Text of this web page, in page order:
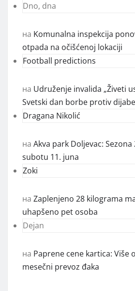
Dno, dna
на Komunalna inspekcija
otpada na očišćenoj lokaciji
Football predictions
на Udruženje invalida „Živeti
Svetski dan borbe protiv
Dragana Nikolić
на Akva park Doljevac:
subotu 11. juna
Zoki
на Zaplenjeno 28 kilograma
uhapšeno pet osoba
Dejan
на Paprene cene kartica: Više
mesečni prevoz đaka